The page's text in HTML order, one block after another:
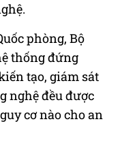
phòng, Bộ
thống đứng
tạo, giám sát
nghệ đều được
cơ nào cho an